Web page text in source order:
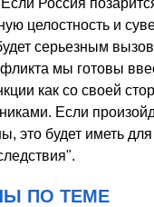
целостность и
серьезным
мы готовы
как со своей
Если
это будет иметь
ПО ТЕМЕ